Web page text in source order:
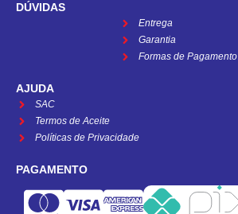
DÚVIDAS
Entrega
Garantia
Formas de Pagamento
AJUDA
SAC
Termos de Aceite
Políticas de Privacidade
PAGAMENTO